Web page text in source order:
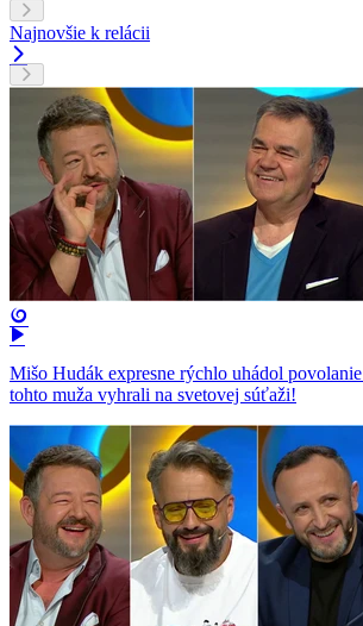
Najnovšie k relácii
Mišo Hudák expresne rýchlo uhádol
tohto muža vyhrali na svetovej súťaži!